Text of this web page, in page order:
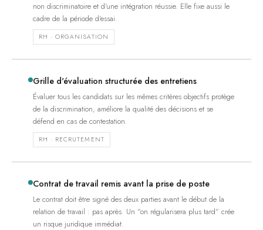
non discriminatoire et d'une intégration réussie. Elle fixe aussi le
cadre de la période d'essai.
RH · ORGANISATION
Grille d'évaluation structurée des entretiens
Évaluer tous les candidats sur les mêmes critères objectifs protège
de la discrimination, améliore la qualité des décisions et se
défend en cas de contestation.
RH · RECRUTEMENT
Contrat de travail remis avant la prise de poste
Le contrat doit être signé des deux parties avant le début de la
relation de travail : pas après. Un "on régularisera plus tard" crée
un risque juridique immédiat.